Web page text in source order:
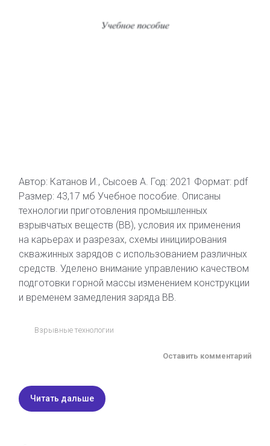
Автор: Катанов И., Сысоев А. Год: 2021 Формат: pdf
Размер: 43,17 мб Учебное пособие. Описаны
технологии приготовления промышленных
взрывчатых веществ (ВВ), условия их применения
на карьерах и разрезах, схемы инициирования
скважинных зарядов с использованием различных
средств. Уделено внимание управлению качеством
подготовки горной массы изменением конструкции
и временем замедления заряда ВВ.
Взрывные технологии
Оставить комментарий
Читать дальше